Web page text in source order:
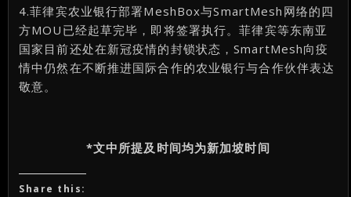
4.菲律宾农业银行部署MeshBox与SmartMesh网络的四
方MOU已经起草完毕，即将签署执行。菲律宾等东南亚
国家目前还处在新冠疫情的封锁状态，SmartMesh向疫
情中仍然在不断推进国际合作的农业银行与合作伙伴表达
敬意。
*文中所提及时间均为新加坡时间
Share this: